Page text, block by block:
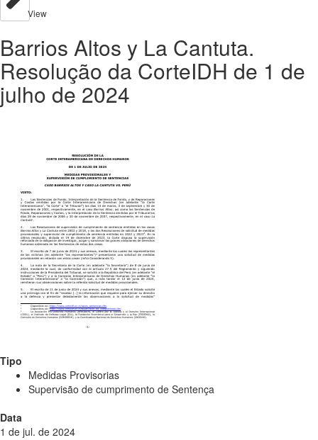
View
Barrios Altos y La Cantuta.
Resolução da CorteIDH de 1 de
julho de 2024
Tipo
Medidas Provisorias
Supervisão de cumprimento de Sentença
Data
1 de jul. de 2024